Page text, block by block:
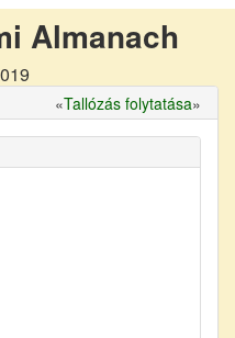
Almanach
«Tallózás folytatása»